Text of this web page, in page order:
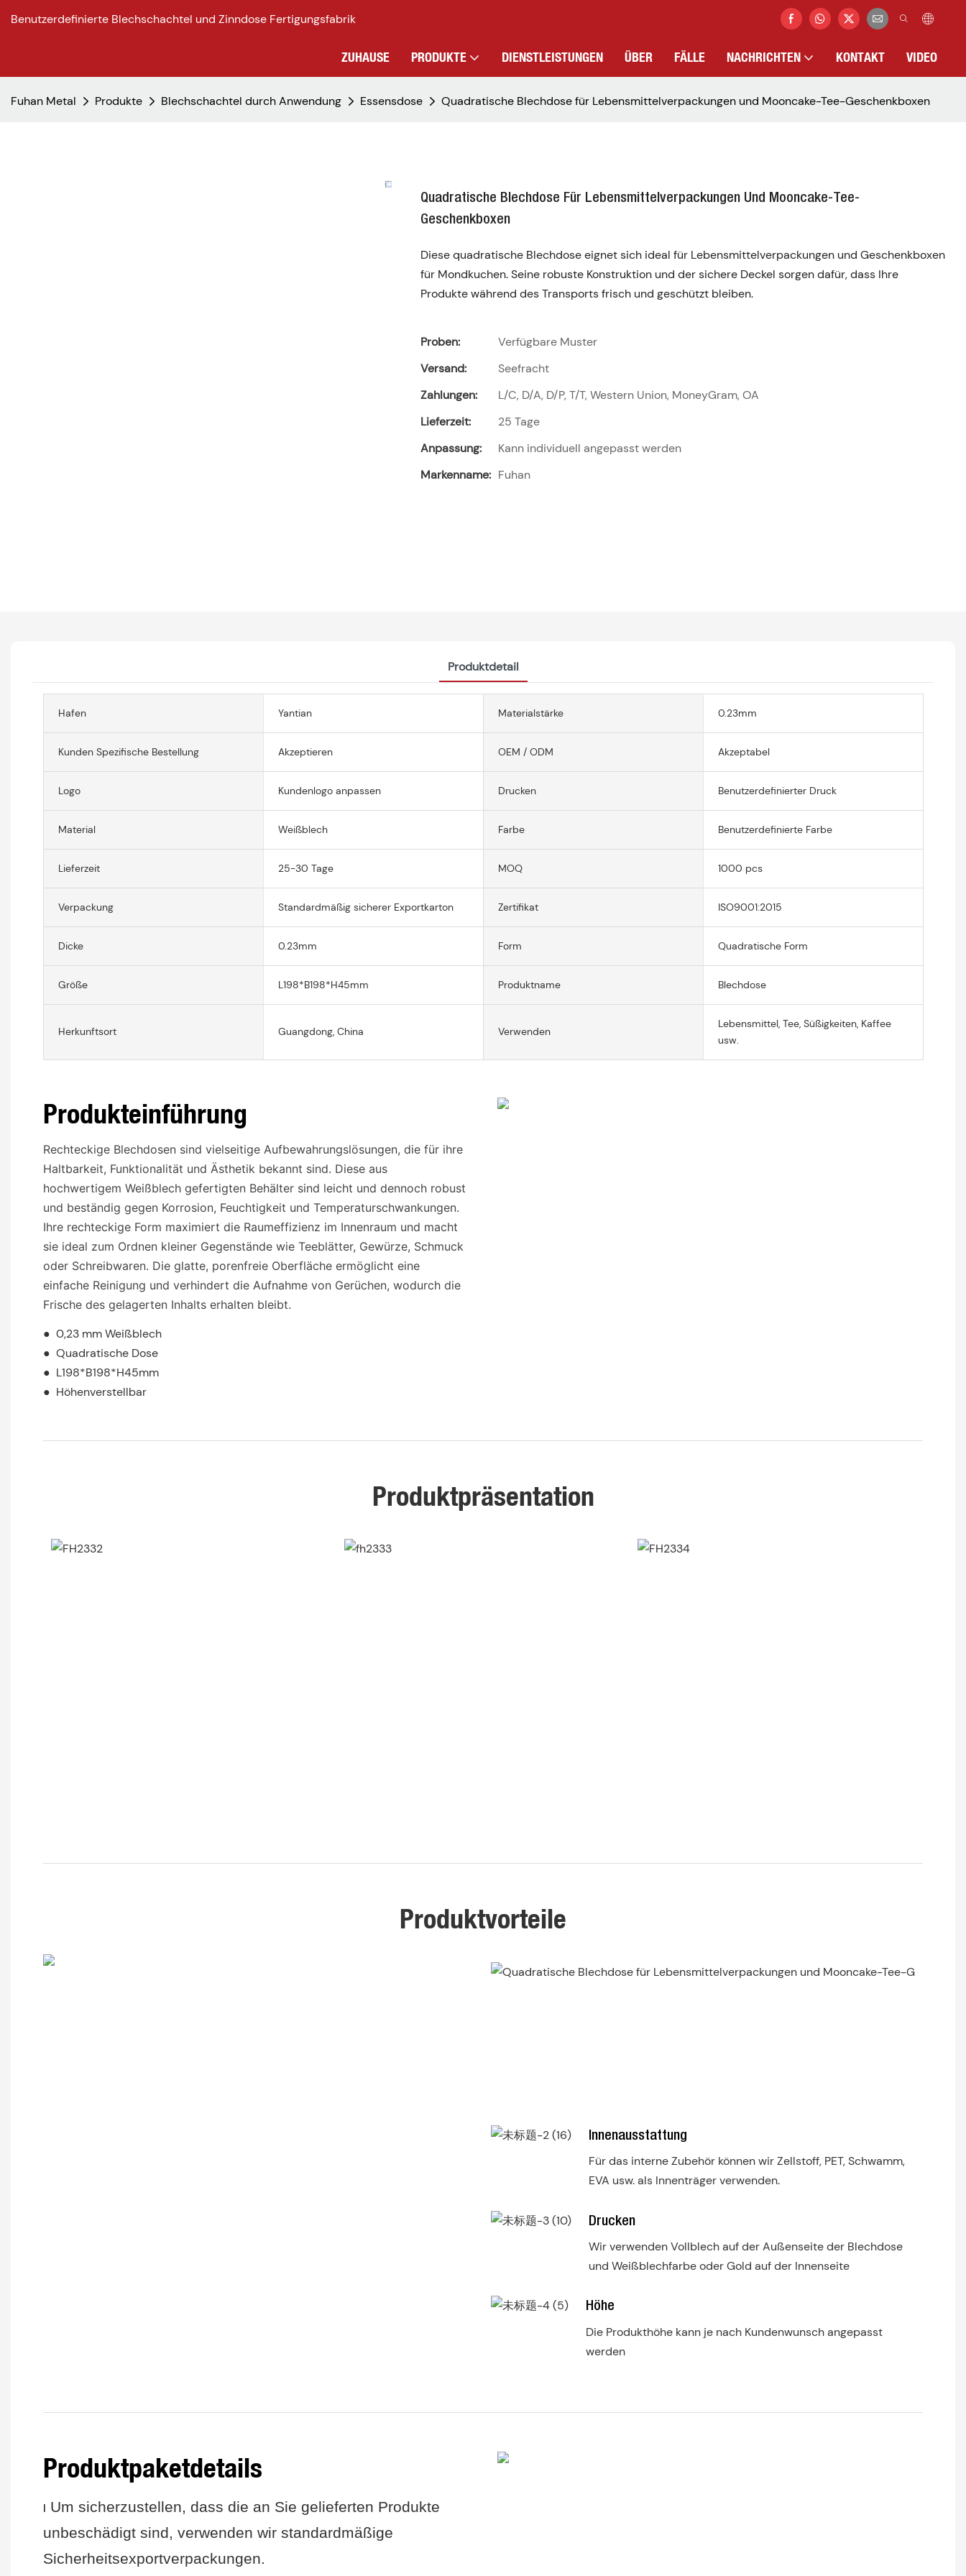
Benutzerdefinierte Blechschachtel und Zinndose Fertigungsfabrik
ZUHAUSE PRODUKTE DIENSTLEISTUNGEN ÜBER FÄLLE NACHRICHTEN KONTAKT VIDEO
Fuhan Metal Produkte Blechschachtel durch Anwendung Essensdose Quadratische Blechdose für Lebensmittelverpackungen und Mooncake-Tee-Geschenkboxen
Quadratische Blechdose Für Lebensmittelverpackungen Und Mooncake-Tee-
Geschenkboxen
Diese quadratische Blechdose eignet sich ideal für Lebensmittelverpackungen und Geschenkboxen
für Mondkuchen. Seine robuste Konstruktion und der sichere Deckel sorgen dafür, dass Ihre
Produkte während des Transports frisch und geschützt bleiben.
Proben:
Verfügbare Muster
Versand:
Seefracht
Zahlungen:
L/C, D/A, D/P, T/T, Western Union, MoneyGram, OA
Lieferzeit:
25 Tage
Anpassung:
Kann individuell angepasst werden
Markenname: Fuhan
Produktdetail
Hafen Yantian Materialstärke 0.23mm
Kunden Spezifische Bestellung Akzeptieren OEM / ODM Akzeptabel
Logo Kundenlogo anpassen Drucken Benutzerdefinierter Druck
Material Weißblech Farbe Benutzerdefinierte Farbe
Lieferzeit 25-30 Tage MOQ 1000 pcs
Verpackung Standardmäßig sicherer Exportkarton Zertifikat ISO9001:2015
Dicke 0.23mm Form Quadratische Form
Größe L198*B198*H45mm Produktname Blechdose
Herkunftsort Guangdong, China Verwenden
Lebensmittel, Tee, Süßigkeiten, Kaffee
usw.
Produkteinführung
Rechteckige Blechdosen sind vielseitige Aufbewahrungslösungen, die für ihre
Haltbarkeit, Funktionalität und Ästhetik bekannt sind. Diese aus
hochwertigem Weißblech gefertigten Behälter sind leicht und dennoch robust
und beständig gegen Korrosion, Feuchtigkeit und Temperaturschwankungen.
Ihre rechteckige Form maximiert die Raumeffizienz im Innenraum und macht
sie ideal zum Ordnen kleiner Gegenstände wie Teeblätter, Gewürze, Schmuck
oder Schreibwaren. Die glatte, porenfreie Oberfläche ermöglicht eine
einfache Reinigung und verhindert die Aufnahme von Gerüchen, wodurch die
Frische des gelagerten Inhalts erhalten bleibt.
● 0,23 mm Weißblech
● Quadratische Dose
● L198*B198*H45mm
● Höhenverstellbar
Produktpräsentation
Produktvorteile
Innenausstattung
Für das interne Zubehör können wir Zellstoff, PET, Schwamm,
EVA usw. als Innenträger verwenden.
Drucken
Wir verwenden Vollblech auf der Außenseite der Blechdose
und Weißblechfarbe oder Gold auf der Innenseite
Höhe
Die Produkthöhe kann je nach Kundenwunsch angepasst
werden
Produktpaketdetails
I Um sicherzustellen, dass die an Sie gelieferten Produkte
unbeschädigt sind, verwenden wir standardmäßige
Sicherheitsexportverpackungen.